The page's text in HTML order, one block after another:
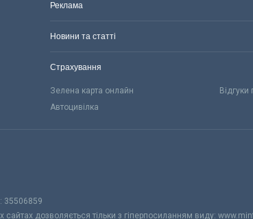
Реклама
Новини та статті
Страхування
Зелена карта онлайн Відгуки
Автоцивілка
сайтах дозволяється тільки з гіперпосиланням виду: